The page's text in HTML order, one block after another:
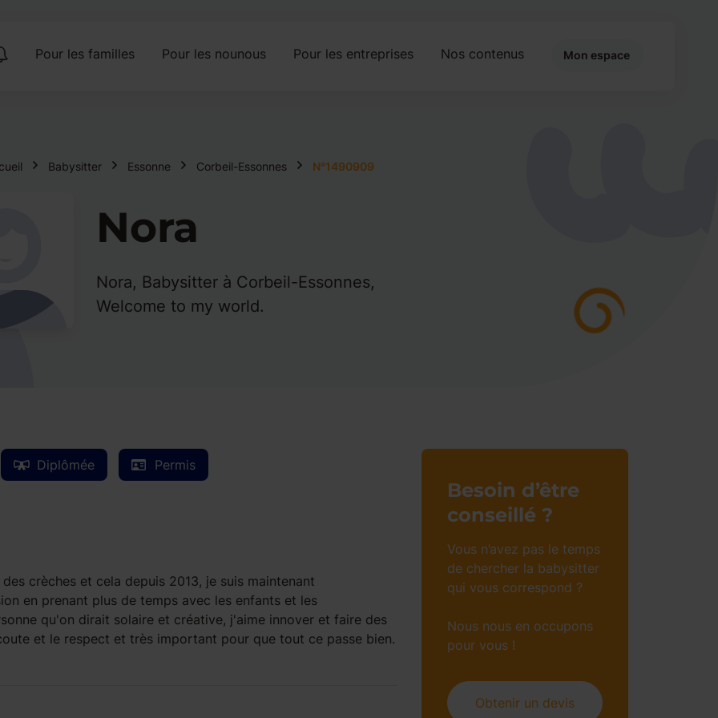
Pour les familles Pour les nounous Pour les entreprises Nos contenus Mon espace
Babysitter Essonne Corbeil-Essonnes N°1490909
Nora
Nora, Babysitter à Corbeil-Essonnes,
Welcome to my world.
Diplômée Permis
crèches et cela depuis 2013, je suis maintenant
en prenant plus de temps avec les enfants et les
qu'on dirait solaire et créative, j'aime innover et faire des
et le respect et très important pour que tout ce passe bien.
Besoin d’être
conseillé ?
Vous n’avez pas le temps
de chercher la babysitter
qui vous correspond ?
Nous nous en occupons
pour vous !
Obtenir un devis